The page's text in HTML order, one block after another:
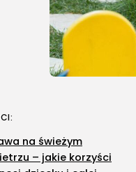
na świeżym
– jakie korzyści